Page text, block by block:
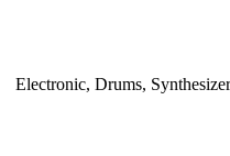
Electronic, Drums,